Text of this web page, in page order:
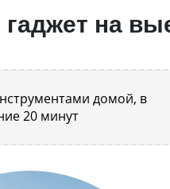
на
домой, в
20 минут